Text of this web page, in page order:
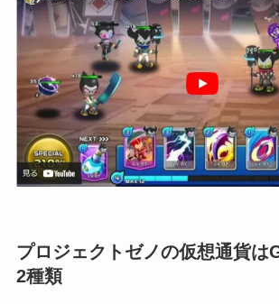
プロジェクトゼノの仮想通貨は
2種類